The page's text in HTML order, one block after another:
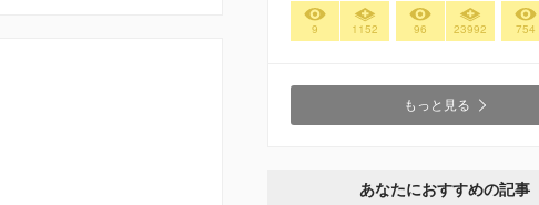
9 1152 96 23992 754
もっと見る
あなたにおすすめの記事